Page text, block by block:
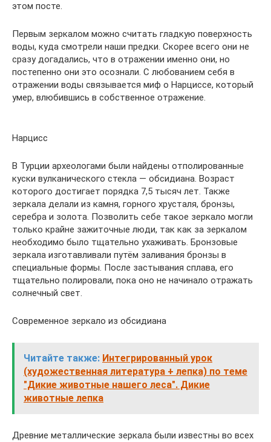
этом посте.
Первым зеркалом можно считать гладкую поверхность
воды, куда смотрели наши предки. Скорее всего они не
сразу догадались, что в отражении именно они, но
постепенно они это осознали. С любованием себя в
отражении воды связывается миф о Нарциссе, который
умер, влюбившись в собственное отражение.
Нарцисс
В Турции археологами были найдены отполированные
куски вулканического стекла — обсидиана. Возраст
которого достигает порядка 7,5 тысяч лет. Также
зеркала делали из камня, горного хрусталя, бронзы,
серебра и золота. Позволить себе такое зеркало могли
только крайне зажиточные люди, так как за зеркалом
необходимо было тщательно ухаживать. Бронзовые
зеркала изготавливали путём заливания бронзы в
специальные формы. После застывания сплава, его
тщательно полировали, пока оно не начинало отражать
солнечный свет.
Современное зеркало из обсидиана
Читайте также: Интегрированный урок
(художественная литература + лепка) по теме
"Дикие животные нашего леса". Дикие
животные лепка
Древние металлические зеркала были известны во всех